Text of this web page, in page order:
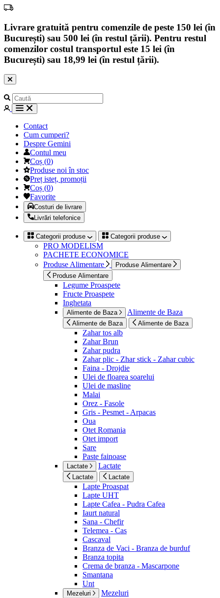
Livrare gratuită pentru comenzile de peste 150 lei (în
București) sau 500 lei (în restul țării). Pentru restul
comenzilor costul transportul este 15 lei (în
București) sau 18,99 lei (în restul țării).
Contact
Cum cumperi?
Despre Gemini
Contul meu
Coș (0)
Produse noi în stoc
Preț isteț, promoții
Coș (0)
Favorite
Costuri de livrare
Livrări telefonice
Categorii produse Categorii produse
PRO MODELISM
PACHETE ECONOMICE
Produse Alimentare
Produse Alimentare
Produse Alimentare
Legume Proaspete
Fructe Proaspete
Inghetata
Alimente de Baza Alimente de Baza
Alimente de Baza Alimente de Baza
Zahar tos alb
Zahar Brun
Zahar pudra
Zahar plic - Zhar stick - Zahar cubic
Faina - Drojdie
Ulei de floarea soarelui
Ulei de masline
Malai
Orez - Fasole
Gris - Pesmet - Arpacas
Oua
Otet Romania
Otet import
Sare
Paste fainoase
Lactate Lactate
Lactate Lactate
Lapte Proaspat
Lapte UHT
Lapte Cafea - Pudra Cafea
Iaurt natural
Sana - Chefir
Telemea - Cas
Cascaval
Branza de Vaci - Branza de burduf
Branza topita
Crema de branza - Mascarpone
Smantana
Unt
Mezeluri Mezeluri